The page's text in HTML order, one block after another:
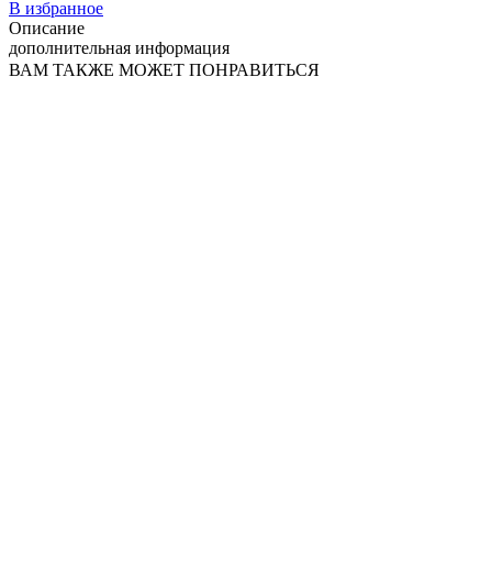
В избранное
Описание
дополнительная информация
ВАМ ТАКЖЕ МОЖЕТ ПОНРАВИТЬСЯ